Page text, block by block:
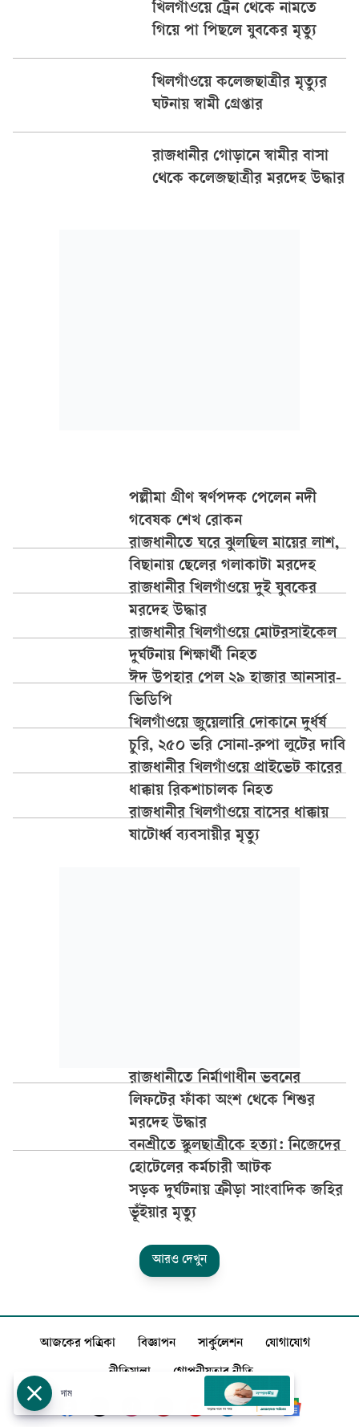
খিলগাঁওয়ে ট্রেন থেকে নামতে
গিয়ে পা পিছলে যুবকের মৃত্যু
খিলগাঁওয়ে কলেজছাত্রীর মৃত্যুর
ঘটনায় স্বামী গ্রেপ্তার
রাজধানীর গোড়ানে স্বামীর বাসা
থেকে কলেজছাত্রীর মরদেহ উদ্ধার
পল্লীমা গ্রীণ স্বর্ণপদক পেলেন নদী
গবেষক শেখ রোকন
রাজধানীতে ঘরে ঝুলছিল মায়ের লাশ,
বিছানায় ছেলের গলাকাটা মরদেহ
রাজধানীর খিলগাঁওয়ে দুই যুবকের
মরদেহ উদ্ধার
রাজধানীর খিলগাঁওয়ে মোটরসাইকেল
দুর্ঘটনায় শিক্ষার্থী নিহত
ঈদ উপহার পেল ২৯ হাজার আনসার-
ভিডিপি
খিলগাঁওয়ে জুয়েলারি দোকানে দুর্ধর্ষ
চুরি, ২৫০ ভরি সোনা-রুপা লুটের দাবি
রাজধানীর খিলগাঁওয়ে প্রাইভেট কারের
ধাক্কায় রিকশাচালক নিহত
রাজধানীর খিলগাঁওয়ে বাসের ধাক্কায়
ষাটোর্ধ্ব ব্যবসায়ীর মৃত্যু
রাজধানীতে নির্মাণাধীন ভবনের
লিফটের ফাঁকা অংশ থেকে শিশুর
মরদেহ উদ্ধার
বনশ্রীতে স্কুলছাত্রীকে হত্যা: নিজেদের
হোটেলের কর্মচারী আটক
সড়ক দুর্ঘটনায় ক্রীড়া সাংবাদিক জহির
ভূঁইয়ার মৃত্যু
আরও দেখুন
আজকের পত্রিকা বিজ্ঞাপন সার্কুলেশন যোগাযোগ
নীতিমালা গোপনীয়তার নীতি
দাম